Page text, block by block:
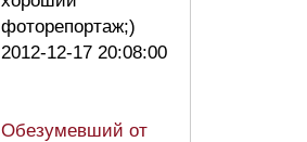
фоторепортаж;)
2012-12-17 20:08:00
Обезумевший от